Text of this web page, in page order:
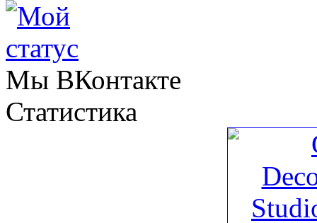
Мы ВКонтакте
Статистика